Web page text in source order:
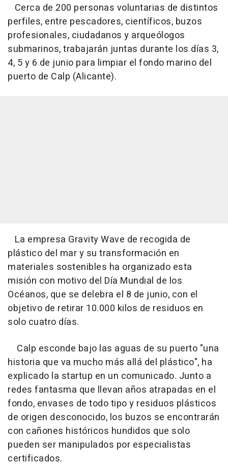
Cerca de 200 personas voluntarias de distintos
perfiles, entre pescadores, científicos, buzos
profesionales, ciudadanos y arqueólogos
submarinos, trabajarán juntas durante los días 3,
4, 5 y 6 de junio para limpiar el fondo marino del
puerto de Calp (Alicante).
La empresa Gravity Wave de recogida de
plástico del mar y su transformación en
materiales sostenibles ha organizado esta
misión con motivo del Día Mundial de los
Océanos, que se delebra el 8 de junio, con el
objetivo de retirar 10.000 kilos de residuos en
solo cuatro días.
Calp esconde bajo las aguas de su puerto "una
historia que va mucho más allá del plástico", ha
explicado la startup en un comunicado. Junto a
redes fantasma que llevan años atrapadas en el
fondo, envases de todo tipo y residuos plásticos
de origen desconocido, los buzos se encontrarán
con cañones históricos hundidos que solo
pueden ser manipulados por especialistas
certificados.